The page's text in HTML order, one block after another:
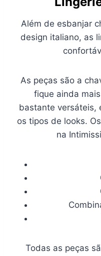
Além de esbanjar
design italiano, as
As peças são a
fique ainda
bastante versáteis,
os tipos de looks.
na
Todas as peças